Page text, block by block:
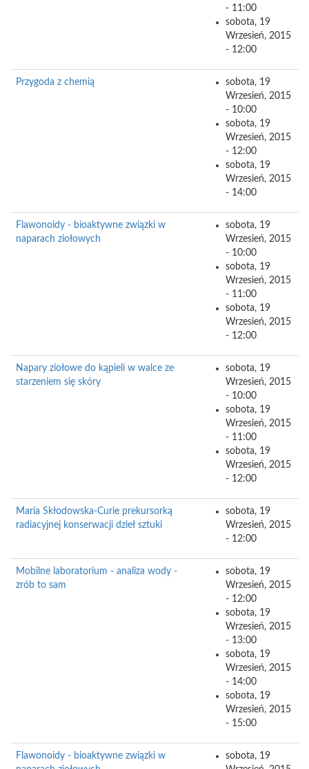
- 11:00
sobota, 19
Wrzesień, 2015
- 12:00
Przygoda z chemią
sobota, 19
Wrzesień, 2015
- 10:00
sobota, 19
Wrzesień, 2015
- 12:00
sobota, 19
Wrzesień, 2015
- 14:00
Flawonoidy - bioaktywne związki w
naparach ziołowych
sobota, 19
Wrzesień, 2015
- 10:00
sobota, 19
Wrzesień, 2015
- 11:00
sobota, 19
Wrzesień, 2015
- 12:00
Napary ziołowe do kąpieli w walce ze
starzeniem się skóry
sobota, 19
Wrzesień, 2015
- 10:00
sobota, 19
Wrzesień, 2015
- 11:00
sobota, 19
Wrzesień, 2015
- 12:00
Maria Skłodowska-Curie prekursorką
radiacyjnej konserwacji dzieł sztuki
sobota, 19
Wrzesień, 2015
- 12:00
Mobilne laboratorium - analiza wody -
zrób to sam
sobota, 19
Wrzesień, 2015
- 12:00
sobota, 19
Wrzesień, 2015
- 13:00
sobota, 19
Wrzesień, 2015
- 14:00
sobota, 19
Wrzesień, 2015
- 15:00
Flawonoidy - bioaktywne związki w
sobota, 19